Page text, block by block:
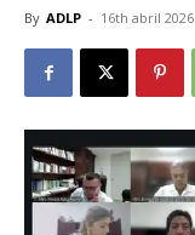
By ADLP - 16th abril 2026